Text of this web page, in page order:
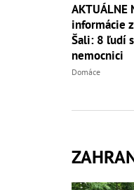
AKTUÁLNE
informácie
Šali: 8 ľudí
nemocnici
Domáce